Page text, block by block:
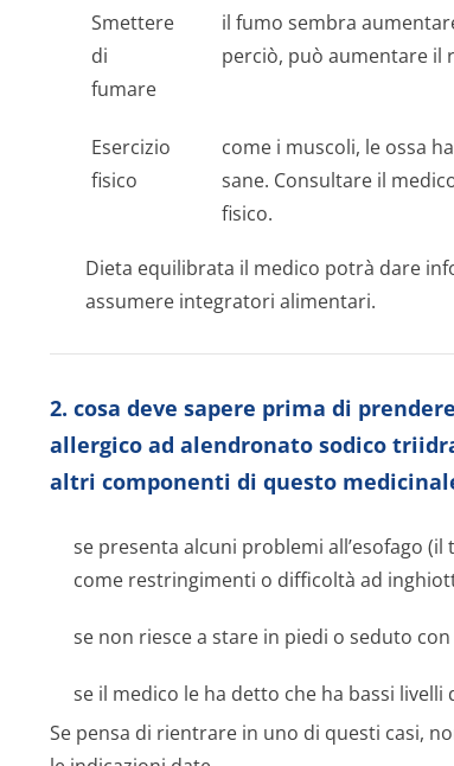
Smettere
di
fumare
il fumo sembra
perciò, può aumentare il
Esercizio
fisico
come i muscoli, le ossa
sane. Consultare il
fisico.
Dieta equilibrata il medico potrà dare
assumere integratori alimentari.
2. cosa deve sapere prima di
allergico ad alendronato sodico
altri componenti di questo
se presenta alcuni problemi all’esofago
come restringimenti o difficoltà ad
se non riesce a stare in piedi o seduto
se il medico le ha detto che ha bassi livelli
Se pensa di rientrare in uno di questi casi,